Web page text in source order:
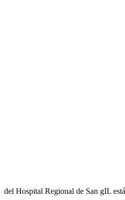
del Hospital Regional de San gIL